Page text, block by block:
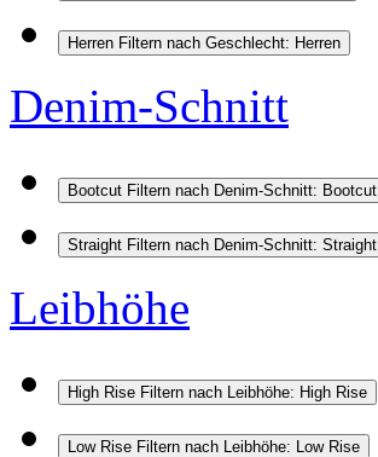
Herren Filtern nach Geschlecht: Herren
Denim-Schnitt
Bootcut Filtern nach Denim-Schnitt: Bootcut
Straight Filtern nach Denim-Schnitt: Straight
Leibhöhe
High Rise Filtern nach Leibhöhe: High Rise
Low Rise Filtern nach Leibhöhe: Low Rise